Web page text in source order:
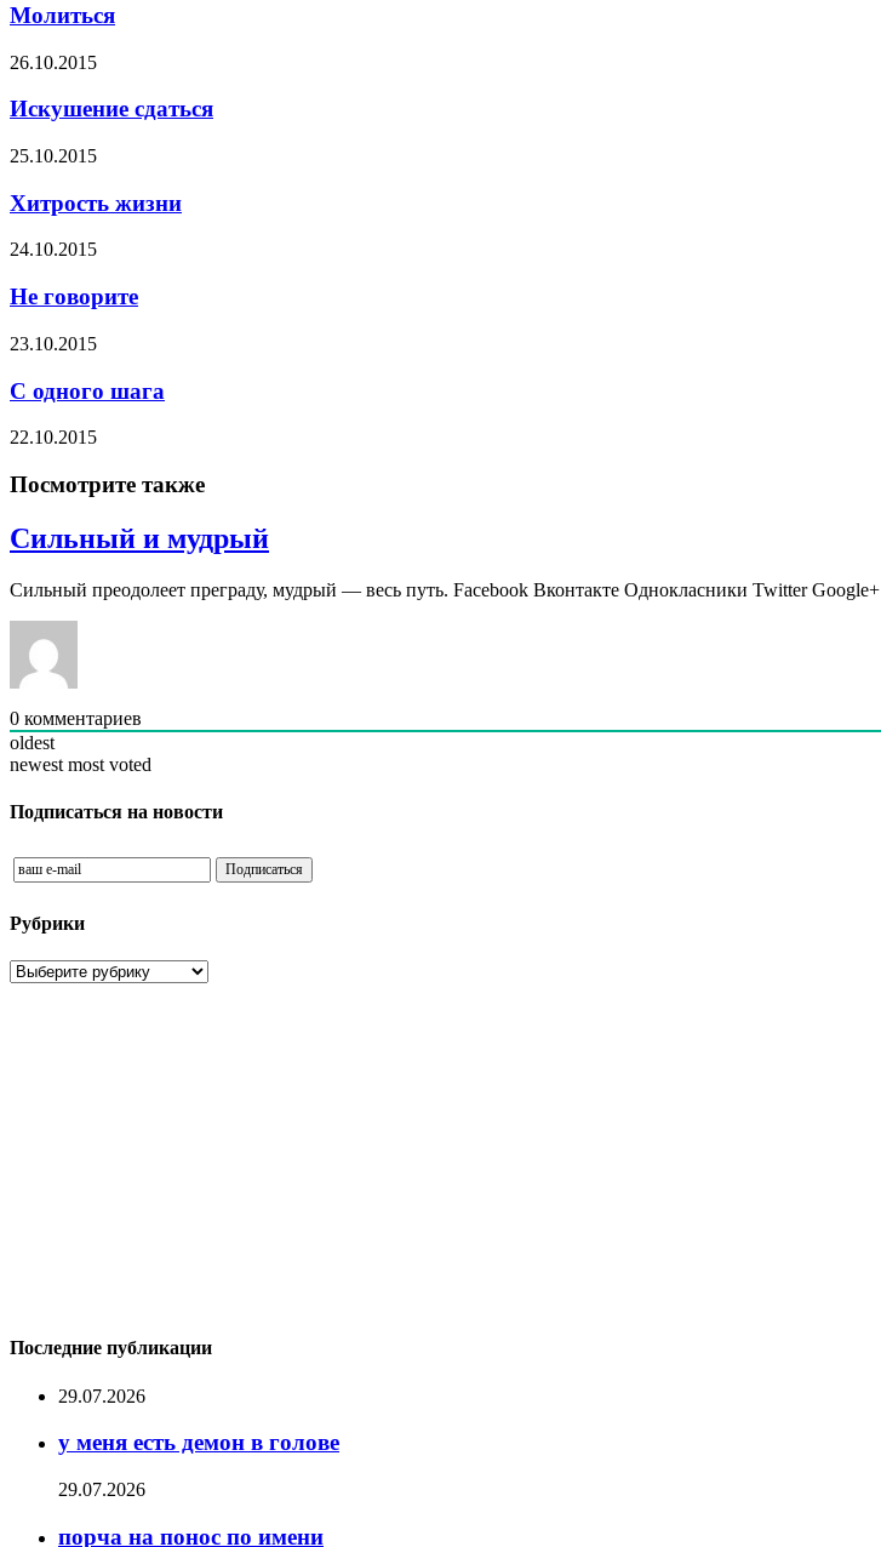
Молиться
26.10.2015
Искушение сдаться
25.10.2015
Хитрость жизни
24.10.2015
Не говорите
23.10.2015
С одного шага
22.10.2015
Посмотрите также
Сильный и мудрый
Сильный преодолеет преграду, мудрый — весь путь. Facebook Вконтакте Однокласники Twitter Google+
0 комментариев
oldest
newest most voted
Подписаться на новости
Рубрики
Рубрики
Последние публикации
29.07.2026
у меня есть демон в голове
29.07.2026
порча на понос по имени